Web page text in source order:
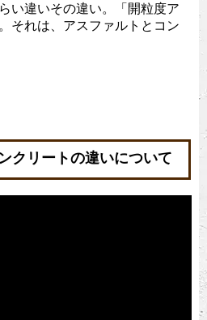
い違いその違い。「開粒度ア
それは、アスファルトとコン
クリートの違いについて